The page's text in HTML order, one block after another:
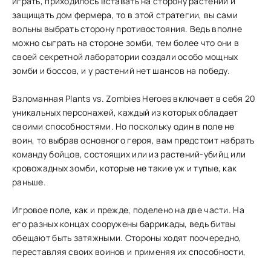
защищать дом фермера, то в этой стратегии, вы сами
вольны выбрать сторону противостояния. Ведь вполне
можно сыграть на стороне зомби, тем более что они в
своей секретной лаборатории создали особо мощных
зомби и боссов, и у растений нет шансов на победу.
Взломанная Plants vs. Zombies Heroes включает в себя 20
уникальных персонажей, каждый из которых обладает
своими способностями. Но поскольку один в поле не
воин, то выбрав основного героя, вам предстоит набрать
команду бойцов, состоящих или из растений-убийц или
кровожадных зомби, которые не такие уж и тупые, как
раньше.
Игровое поле, как и прежде, поделено на две части. На
его разных концах сооружены баррикады, ведь битвы
обещают быть затяжными. Стороны ходят поочередно,
переставляя своих воинов и применяя их способности,